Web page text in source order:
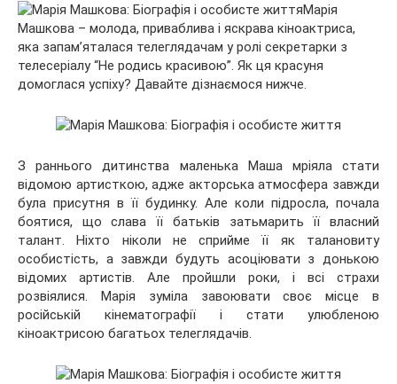
Марія
Машкова – молода, приваблива і яскрава кіноактриса,
яка запам’яталася телеглядачам у ролі секретарки з
телесеріалу “Не родись красивою”. Як ця красуня
домоглася успіху? Давайте дізнаємося нижче.
З раннього дитинства маленька Маша мріяла стати
відомою артисткою,адже акторська атмосфера завжди
була присутня в її будинку. Але коли підросла, почала
боятися, що слава її батьків затьмарить її власний
талант. Ніхто ніколи не сприйме її як талановиту
особистість, а завжди будуть асоціювати з донькою
відомих артистів. Але пройшли роки, і всі страхи
розвіялися. Марія зуміла завоювати своє місце в
російській кінематографії і стати улюбленою
кіноактрисою багатьох телеглядачів.